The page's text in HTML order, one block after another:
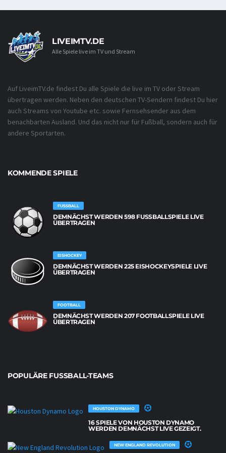
LIVEIMTV.DE
Alle Spiele live im TV und Stream
Auf LiveimTV.de findest Du alle Spiele die live im TV oder Stream
übertragen werden. Neben den deutschen TV-Sendern findest Du hier
auch Streams von Youtube etc. sowie Fernsehsender aus dem
benachbarten Ausland. Und das nicht nur für Fußball, sondern auch für
andere Sportarten.
KOMMENDE SPIELE
FUSSBALL
DEMNÄCHST WERDEN 598 FUSSBALLSPIELE LIVE Ü
BERTRAGEN
EISHOCKEY
DEMNÄCHST WERDEN 225 EISHOCKEYSPIELE LIVE
ÜBERTRAGEN
FOOTBALL
DEMNÄCHST WERDEN 207 FOOTBALLSPIELE LIVE
ÜBERTRAGEN
POPULÄRE FUSSBALL-TEAMS
HOUSTON DYNAMO
16 SPIELE VON HOUSTON DYNAMO
WERDEN DEMNÄCHST LIVE GEZEIGT.
NEW ENGLAND REVOLUTION